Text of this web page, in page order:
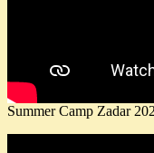
Summer Camp Zadar